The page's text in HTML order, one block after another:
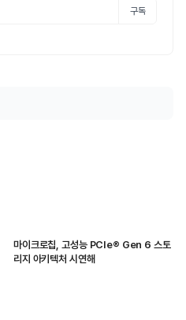
구독
마이크로칩, 고성능 PCIe® Gen 6 스토
리지 아키텍처 시연해